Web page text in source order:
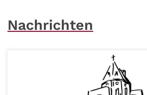
Nachrichten